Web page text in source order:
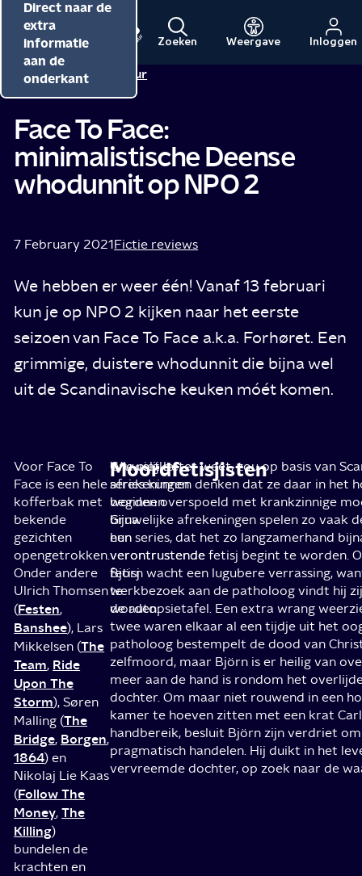
Direct naar de
inhoud
Direct naar de
hoofdnavigatie
Direct naar de
extra
informatie
aan de
onderkant
Menu
Naar
de
NPO
beginpagina
NPO
Cultuur
Zoeken Weergave Inloggen
Redactie NPO Cultuur
Face To Face:
minimalistische Deense
whodunnit op NPO 2
7 February 2021Fictie reviews
We hebben er weer één! Vanaf 13 februari
kun je op NPO 2 kijken naar het eerste
seizoen van Face To Face a.k.a. Forhøret. Een
grimmige, duistere whodunnit die bijna wel
uit de Scandinavische keuken móét komen.
Voor Face To
Face is een hele
kofferbak met
bekende
gezichten
opengetrokken.
Onder andere
Ulrich Thomsen
(Festen,
Banshee), Lars
Mikkelsen (The
Team, Ride
Upon The
Storm), Søren
Malling (The
Bridge, Borgen,
1864) en
Nikolaj Lie Kaas
(Follow The
Money,The
Killing)
bundelen de
krachten en
Gruwelijke
afrekeningen
beginnen
bijna
een
verontrustende
fetisj
te
worden.
Moordfetisjisten
Wie niet beter weet, zou op basis van
series kunnen denken dat ze daar in het
worden overspoeld met krankzinnige
Gruwelijke afrekeningen spelen zo vaak
hun series, dat het zo langzamerhand
verontrustende fetisj begint te worden.
Björn wacht een lugubere verrassing,
werkbezoek aan de patholoog vindt hij
de autopsietafel. Een extra wrang
twee waren elkaar al een tijdje uit het
patholoog bestempelt de dood van
zelfmoord, maar Björn is er heilig van
meer aan de hand is rondom het
dochter. Om maar niet rouwend in een
kamer te hoeven zitten met een krat
handbereik, besluit Björn zijn verdriet
pragmatisch handelen. Hij duikt in het
vervreemde dochter, op zoek naar de